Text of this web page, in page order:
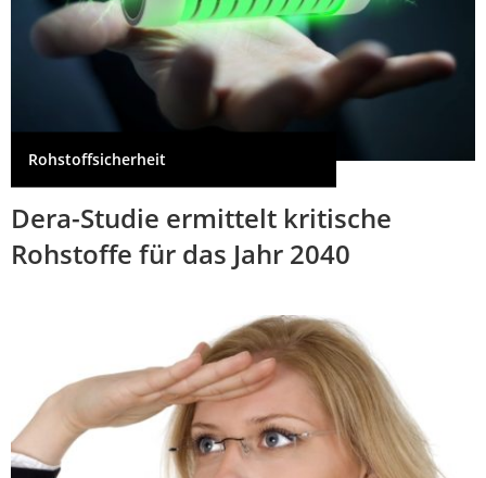
Rohstoffsicherheit
Dera-Studie ermittelt kritische
Rohstoffe für das Jahr 2040